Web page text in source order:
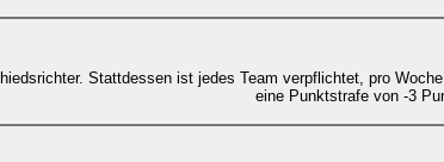
Stattdessen ist jedes Team verpflichtet, pro
eine Punktstrafe von -3